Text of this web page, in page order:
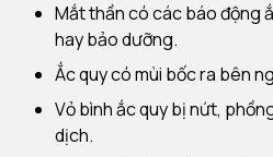
Mắt thần có các báo động
hay bảo dưỡng.
Ắc quy có mùi bốc ra bên
Vỏ bình ắc quy bị nứt,
dịch.